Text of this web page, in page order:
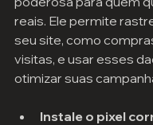
reais. Ele permite
seu site, como
visitas, e usar esses
otimizar suas
Instale o pixel